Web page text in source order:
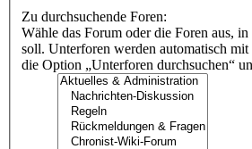
Zu durchsuchende Foren:
Wähle das Forum oder die Foren aus,
soll. Unterforen werden automatisch mit
die Option „Unterforen durchsuchen“